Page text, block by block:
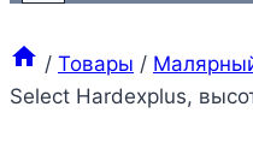
/ Товары /
Select Hardexplus,